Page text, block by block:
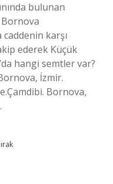
bulunan
caddenin karşı
ederek Küçük
hangi semtler var?
İzmir.
Bornova,